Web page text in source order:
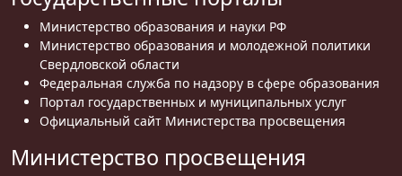
Министерство образования и науки РФ
Министерство образования и молодежной политики
Свердловской области
Федеральная служба по надзору в сфере образования
Портал государственных и муниципальных услуг
Официальный сайт Министерства просвещения
Министерство просвещения